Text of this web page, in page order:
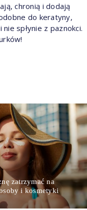
chronią i dodają
do keratyny,
spłynie z paznokci.
zatrzymać na
i kosmetyki